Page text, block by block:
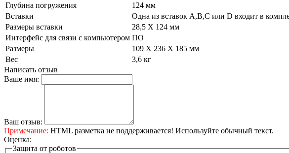
Глубина погружения
124 мм
Вставки
Одна из вставок A,B,C или D входит в
Размеры вставки
28,5 X 124 мм
Интерфейс для связи с компьютером ПО
Размеры
109 X 236 X 185 мм
Вес
3,6 кг
Написать отзыв
Ваше имя:
Ваш отзыв:
Примечание: HTML разметка не поддерживается! Используйте обычный текст.
Оценка:
Защита от роботов